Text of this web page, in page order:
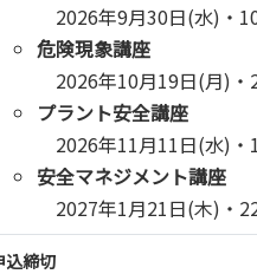
2026年9月30日(水)・
危険現象講座
2026年10月19日(月)・
プラント安全講座
2026年11月11日(水)・
安全マネジメント講座
2027年1月21日(木)・
込締切